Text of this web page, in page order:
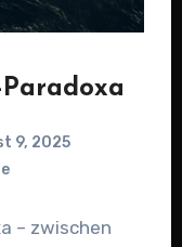
9, 2025
– zwischen